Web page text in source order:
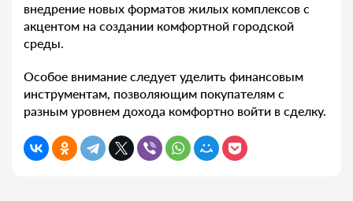
внедрение новых форматов жилых комплексов с
акцентом на создании комфортной городской
среды.
Особое внимание следует уделить финансовым
инструментам, позволяющим покупателям с
разным уровнем дохода комфортно войти в сделку.